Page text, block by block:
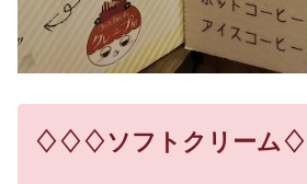
♢♢♢ソフトクリーム